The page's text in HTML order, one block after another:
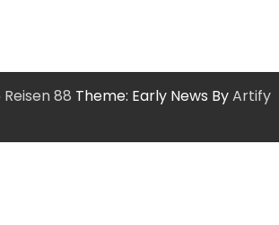
Reisen 88 Theme: Early News ByArtify